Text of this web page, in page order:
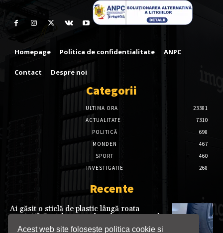
Acest web site folosește politica cookie si
Homepage Politica de confidentialitate ANPC
Contact Despre noi
Categorii
ULTIMA ORA
23381
ACTUALITATE
7310
POLITICĂ
698
MONDEN
467
SPORT
460
INVESTIGATIE
268
Recente
Ai găsit o sticlă de plastic lângă roata
mașinii? Gestul aparent banal poate ascunde
o metodă folosită de hoți